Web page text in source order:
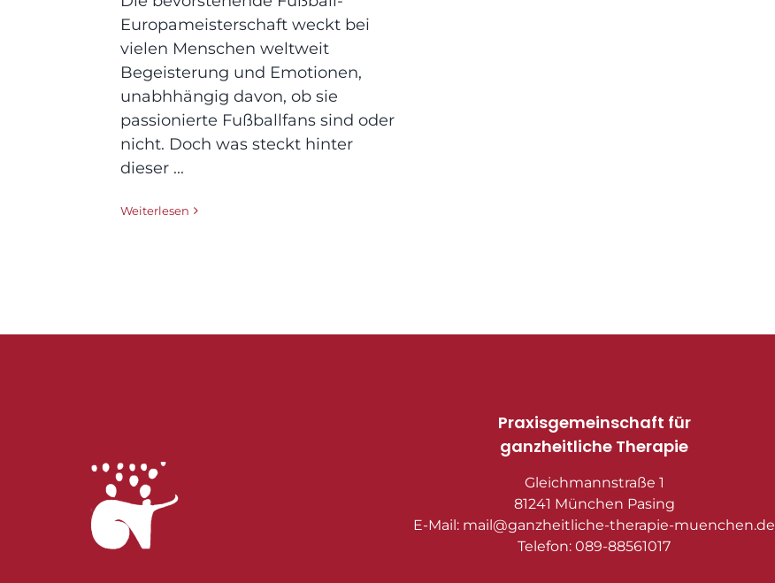
Europameisterschaft weckt bei
vielen Menschen weltweit
Begeisterung und Emotionen,
unabhhängig davon, ob sie
passionierte Fußballfans sind oder
nicht. Doch was steckt hinter
dieser ...
Weiterlesen
Praxisgemeinschaft für
ganzheitliche Therapie
Gleichmannstraße 1
81241 München Pasing
E-Mail: mail@ganzheitliche-therapie-muenchen.de
Telefon: 089-88561017